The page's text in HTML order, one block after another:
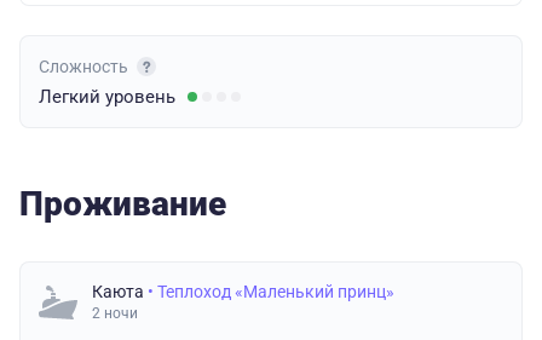
Сложность
Легкий уровень
Проживание
Каюта • Теплоход «Маленький принц»
2 ночи